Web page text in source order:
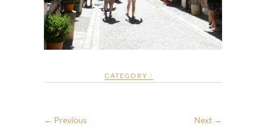
CATEGORY :
← Previous Next →